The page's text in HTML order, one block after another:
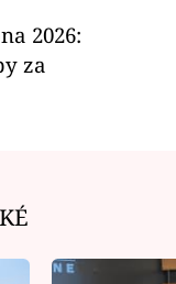
2026:
za